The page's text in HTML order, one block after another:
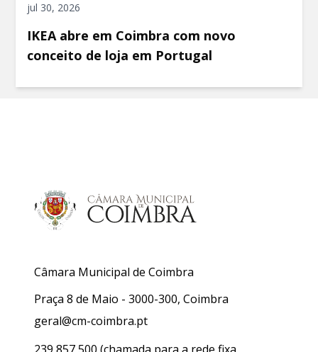
jul 30, 2026
IKEA abre em Coimbra com novo
conceito de loja em Portugal
Câmara Municipal de Coimbra
Praça 8 de Maio - 3000-300, Coimbra
geral@cm-coimbra.pt